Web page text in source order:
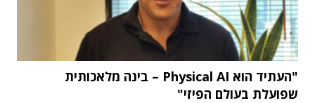
"העתיד הוא Physical AI – בינה מלאכותית
שפועלת בעולם הפיזי"